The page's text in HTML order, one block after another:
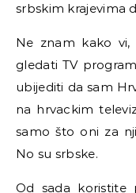
srbskim krajevima
Ne znam kako
gledati TV
ubijediti da sam
na hrvackim
samo što oni za
No su srbske.
Od sada koristite